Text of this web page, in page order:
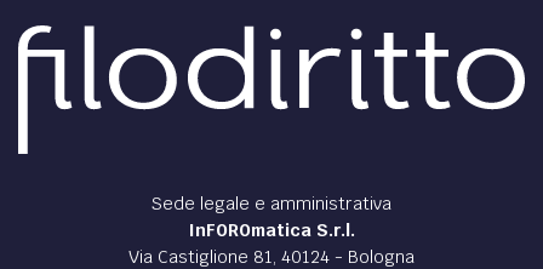
Sede legale e amministrativa
InFOROmatica S.r.l.
Via Castiglione 81, 40124 - Bologna